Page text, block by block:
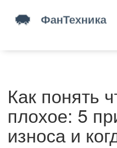
Как понять
плохое: 5
износа и